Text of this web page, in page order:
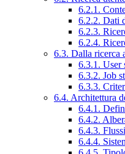
6.2.1.
6.2.2. Dati
6.2.3.
6.2.4.
6.3. Dalla ricerca
6.3.1. User
6.3.2. Job
6.3.3.
6.4. Architettura
6.4.1.
6.4.2.
6.4.3.
6.4.4.